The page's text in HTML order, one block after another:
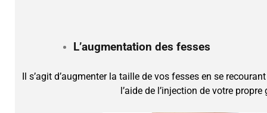
L’augmentation des fesses
Il s’agit d’augmenter la taille de vos fesses en se
l’aide de l’injection de votre propre